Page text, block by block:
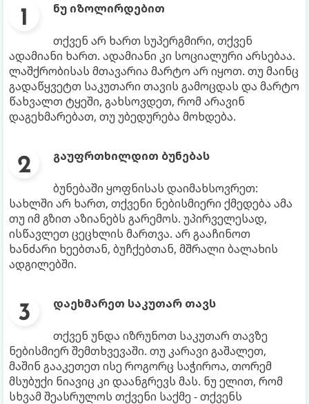
ნუ იზოლირდებით
თქვენ არ ხართ სუპერგმირი, თქვენ
ადამიანი ხართ. ადამიანი კი სოციალური არსებაა.
ლაშქრობისას მთავარია მარტო არ იყოთ. თუ მაინც
გადაწყვეტთ საკუთარი თავის გამოცდას და მარტო
წახვალთ ტყეში, გახსოვდეთ, რომ არავინ
დაგეხმარებათ, თუ უბედურება მოხდება.
გაუფრთხილდით ბუნებას
ბუნებაში ყოფნისას დაიმახსოვრეთ:
სახლში არ ხართ, თქვენი ნებისმიერი ქმედება ამა
თუ იმ გზით აზიანებს გარემოს. უპირველესად,
ისწავლეთ ცეცხლის მართვა. არ გააჩინოთ
ხანძარი ხეებთან, ბუჩქებთან, მშრალი ბალახის
ადგილებში.
დაეხმარეთ საკუთარ თავს
თქვენ უნდა იზრუნოთ საკუთარ თავზე
ნებისმიერ შემთხვევაში. თუ კარავი გაშალეთ,
მაშინ გააკეთეთ ისე როგორც საჭიროა, თორემ
მსუბუქი ნიავიც კი დაანგრევს მას. ნუ ელით, რომ
სხვამ შეასრულოს თქვენი საქმე - თქვენს